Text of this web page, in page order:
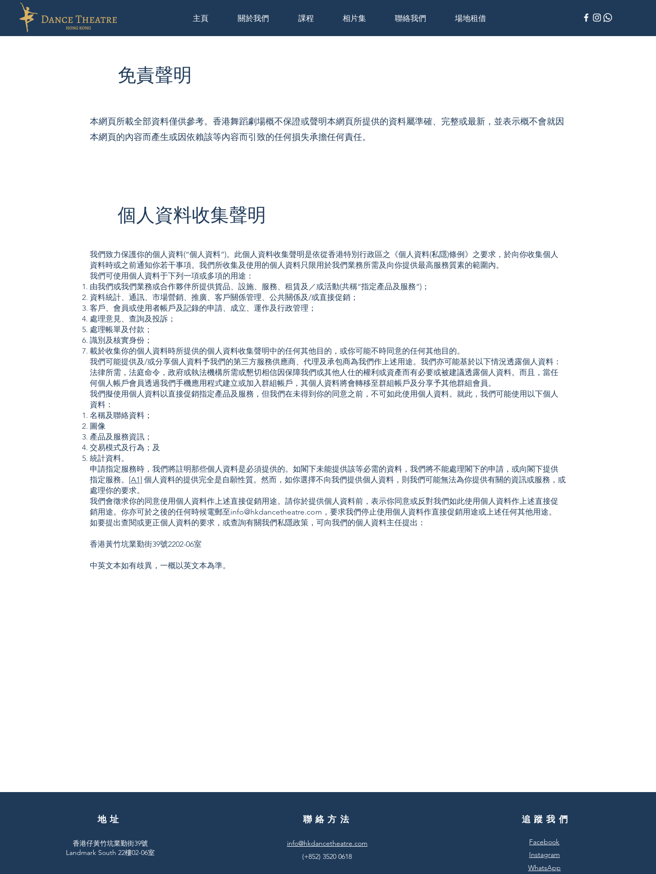
主頁 關於我們 課程 相片集 聯絡我們 場地租借
免責聲明
本網頁所載全部資料僅供參考。香港舞蹈劇場概不保證或聲明本網頁所提供的資料屬準確、完整或最新，並表示概不會就因
本網頁的內容而產生或因依賴該等內容而引致的任何損失承擔任何責任。
個人資料收集聲明
我們致力保護你的個人資料(“個人資料”)。此個人資料收集聲明是依從香港特別行政區之《個人資料(私隱)條例》之要求，於向你收集個人
資料時或之前通知你若干事項。我們所收集及使用的個人資料只限用於我們業務所需及向你提供最高服務質素的範圍內。
我們可使用個人資料于下列一項或多項的用途：
由我們或我們業務或合作夥伴所提供貨品、設施、服務、租賃及／或活動(共稱“指定產品及服務”)；
資料統計、通訊、市場營銷、推廣、客戶關係管理、公共關係及/或直接促銷；
客戶、會員或使用者帳戶及記錄的申請、成立、運作及行政管理；
處理意見、查詢及投訴；
處理帳單及付款；
識別及核實身份；
載於收集你的個人資料時所提供的個人資料收集聲明中的任何其他目的，或你可能不時同意的任何其他目的。
我們可能提供及/或分享個人資料予我們的第三方服務供應商、代理及承包商為我們作上述用途。我們亦可能基於以下情況透露個人資料：
法律所需，法庭命令，政府或執法機構所需或懇切相信因保障我們或其他人仕的權利或資產而有必要或被建議透露個人資料。而且，當任
何個人帳戶會員透過我們手機應用程式建立或加入群組帳戶，其個人資料將會轉移至群組帳戶及分享予其他群組會員。
我們擬使用個人資料以直接促銷指定產品及服務，但我們在未得到你的同意之前，不可如此使用個人資料。就此，我們可能使用以下個人
資料：
名稱及聯絡資料；
圖像
產品及服務資訊；
交易模式及行為；及
統計資料。
申請指定服務時，我們將註明那些個人資料是必須提供的。如閣下未能提供該等必需的資料，我們將不能處理閣下的申請，或向閣下提供
指定服務。 [A1] 個人資料的提供完全是自願性質。然而，如你選擇不向我們提供個人資料，則我們可能無法為你提供有關的資訊或服務，或
處理你的要求。
我們會徵求你的同意使用個人資料作上述直接促銷用途。請你於提供個人資料前，表示你同意或反對我們如此使用個人資料作上述直接促
銷用途。你亦可於之後的任何時候電郵至info@hkdancetheatre.com ，要求我們停止使用個人資料作直接促銷用途或上述任何其他用途。
如要提出查閱或更正個人資料的要求，或查詢有關我們私隱政策，可向我們的個人資料主任提出：
香港黃竹坑業勤街39號2202-06室
中英文本如有歧異，一概以英文本為準。
地址
​香港仔黃竹坑業勤街39號
Landmark South 22樓02-06室
聯絡方法
info@hkdancetheatre.com
(+852) 3520 0618
​追蹤我們
Facebook
Instagram
​WhatsApp